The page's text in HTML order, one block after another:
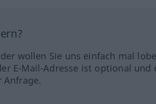
wollen Sie uns einfach mal
E-Mail-Adresse ist optional und